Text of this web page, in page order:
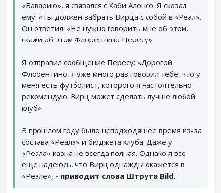
«Баварию», я связался с Хаби Алонсо. Я сказал
ему: «Ты должен забрать Вирца с собой в «Реал».
Он ответил: «Не нужно говорить мне об этом,
скажи об этом Флорентино Пересу».
Я отправил сообщение Пересу: «Дорогой
Флорентино, я уже много раз говорил тебе, что у
меня есть футболист, которого я настоятельно
рекомендую. Вирц может сделать лучше любой
клуб».
В прошлом году было неподходящее время из-за
состава «Реала» и бюджета клуба. Даже у
«Реала» казна не всегда полная. Однако я все
еще надеюсь, что Вирц однажды окажется в
«Реале», - приводит слова Штрута Bild.